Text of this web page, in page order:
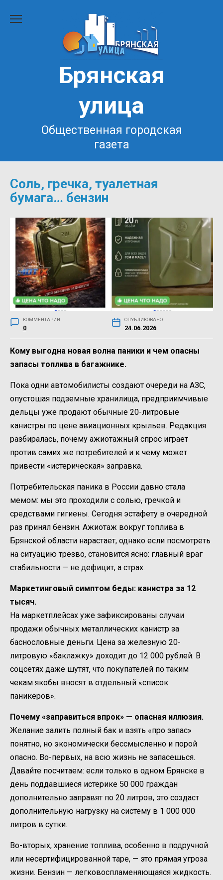
Брянская
улица
Общественная городская
газета
Соль, гречка, туалетная
бумага… бензин
КОММЕНТАРИИ
0
ОПУБЛИКОВАНО
24.06.2026
Кому выгодна новая волна паники и чем опасны
запасы топлива в багажнике.
Пока одни автомобилисты создают очереди на АЗС,
опустошая подземные хранилища, предприимчивые
дельцы уже продают обычные 20-литровые
канистры по цене авиационных крыльев. Редакция
разбиралась, почему ажиотажный спрос играет
против самих же потребителей и к чему может
привести «истерическая» заправка.
Потребительская паника в России давно стала
мемом: мы это проходили с солью, гречкой и
средствами гигиены. Сегодня эстафету в очередной
раз принял бензин. Ажиотаж вокруг топлива в
Брянской области нарастает, однако если посмотреть
на ситуацию трезво, становится ясно: главный враг
стабильности — не дефицит, а страх.
Маркетинговый симптом беды: канистра за 12
тысяч.
На маркетплейсах уже зафиксированы случаи
продажи обычных металлических канистр за
баснословные деньги. Цена за железную 20-
литровую «баклажку» доходит до 12 000 рублей. В
соцсетях даже шутят, что покупателей по таким
чекам якобы вносят в отдельный «список
паникёров».
Почему «заправиться впрок» — опасная иллюзия.
Желание залить полный бак и взять «про запас»
понятно, но экономически бессмысленно и порой
опасно. Во-первых, на всю жизнь не запасешься.
Давайте посчитаем: если только в одном Брянске в
день поддавшиеся истерике 50 000 граждан
дополнительно заправят по 20 литров, это создаст
дополнительную нагрузку на систему в 1 000 000
литров в сутки.
Во-вторых, хранение топлива, особенно в подручной
или несертифицированной таре, — это прямая угроза
жизни. Бензин — легковоспламеняющаяся жидкость.